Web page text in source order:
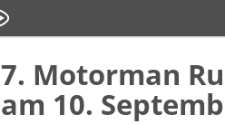
7. Motorman
am 10.